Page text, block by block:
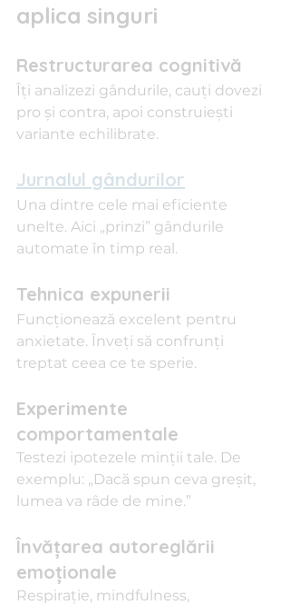
aplica singuri
Restructurarea cognitivă
Îți analizezi gândurile, cauți dovezi
pro și contra, apoi construiești
variante echilibrate.
Jurnalul gândurilor
Una dintre cele mai eficiente
unelte. Aici „prinzi” gândurile
automate în timp real.
Tehnica expunerii
Funcționează excelent pentru
anxietate. Înveți să confrunți
treptat ceea ce te sperie.
Experimente
comportamentale
Testezi ipotezele minții tale. De
exemplu: „Dacă spun ceva greșit,
lumea va râde de mine.”
Învățarea autoreglării
emoționale
Respirație, mindfulness,